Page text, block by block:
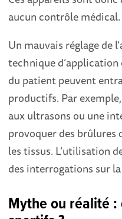
aucun contrôle médical.
Un mauvais réglage de
technique
du patient peuvent
productifs. Par
aux ultrasons ou une
provoquer des brûlures
les tissus. L’utilisation
des interrogations sur
Mythe ou réalité :